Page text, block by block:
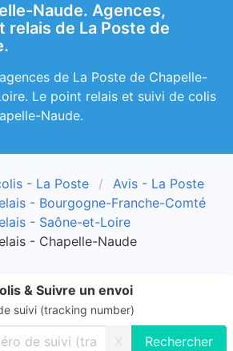
Naude. Agences,
relais de La Poste de
de La Poste de Chapelle-
Le point relais et suivi de colis
Naude.
- La Poste
Avis - La Poste
- Bourgogne-Franche-Comté
- Saône-et-Loire
- Chapelle-Naude
& Suivre un envoi
suivi (tracking number)
X